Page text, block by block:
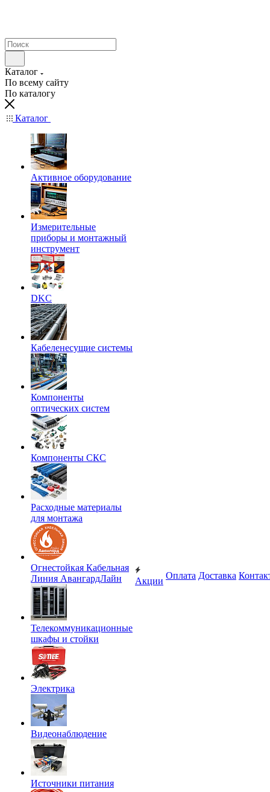
Каталог
По всему сайту
По каталогу
Каталог
Активное оборудование
Измерительные
приборы и монтажный
инструмент
DKC
Кабеленесущие системы
Компоненты
оптических систем
Компоненты СКС
Расходные материалы
для монтажа
Огнестойкая Кабельная
Линия АвангардЛайн
Телекоммуникационные
шкафы и стойки
Электрика
Видеонаблюдение
Источники питания
Акции
Оплата Доставка